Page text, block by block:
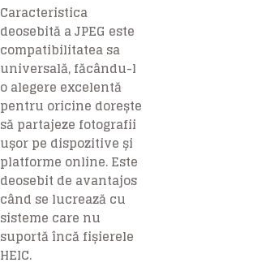
Caracteristica
deosebită a JPEG este
compatibilitatea sa
universală, făcându-l
o alegere excelentă
pentru oricine dorește
să partajeze fotografii
ușor pe dispozitive și
platforme online. Este
deosebit de avantajos
când se lucrează cu
sisteme care nu
suportă încă fișierele
HEIC.